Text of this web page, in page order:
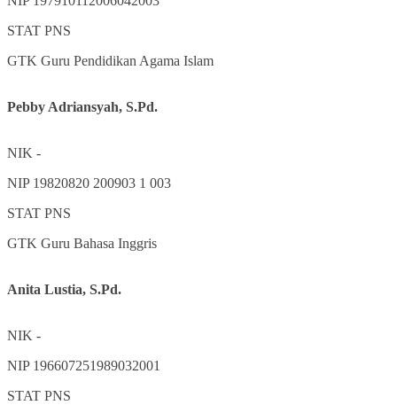
STAT PNS
GTK Guru Pendidikan Agama Islam
Pebby Adriansyah, S.Pd.
NIK -
NIP 19820820 200903 1 003
STAT PNS
GTK Guru Bahasa Inggris
Anita Lustia, S.Pd.
NIK -
NIP 196607251989032001
STAT PNS